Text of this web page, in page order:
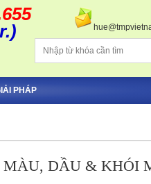
PHÁP
DẦU & KHÓI